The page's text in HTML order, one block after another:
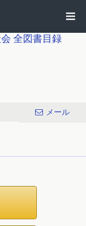
全図書目録
メール